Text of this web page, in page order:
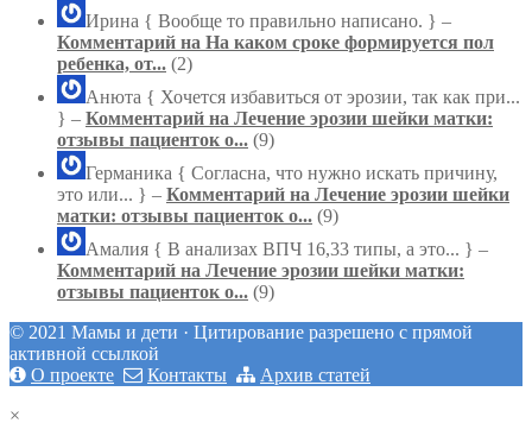
Ирина { Вообще то правильно написано. } –
Комментарий на На каком сроке формируется пол
ребенка, от... (2)
Анюта { Хочется избавиться от эрозии, так как при...
} – Комментарий на Лечение эрозии шейки матки:
отзывы пациенток о... (9)
Германика { Согласна, что нужно искать причину,
это или... } – Комментарий на Лечение эрозии шейки
матки: отзывы пациенток о... (9)
Амалия { В анализах ВПЧ 16,33 типы, а это... } –
Комментарий на Лечение эрозии шейки матки:
отзывы пациенток о... (9)
© 2021 Мамы и дети · Цитирование разрешено с прямой
активной ссылкой
О проекте
Контакты
Архив статей
×